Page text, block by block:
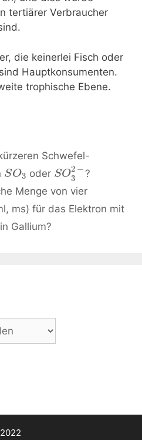
tertiärer Verbraucher
die keinerlei Fisch oder
Hauptkonsumenten.
trophische Ebene.
Schwefel-
SO3 oder SO2 −
3
?
Menge von vier
ms) für das Elektron mit
Gallium?
2022